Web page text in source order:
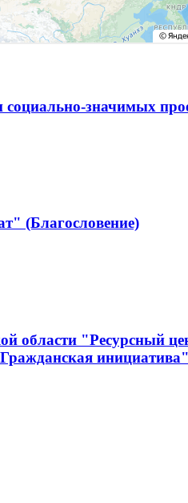
социально-значимых
(Благословение)
области "Ресурсный
инициатива"